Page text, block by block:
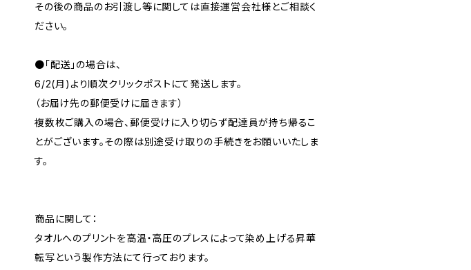
その後の商品のお引渡し等に関しては直接運営会社様とご相談く
ださい。
●「配送」の場合は、
6/2(月)より順次クリックポストにて発送します。
（お届け先の郵便受けに届きます）
複数枚ご購入の場合、郵便受けに入り切らず配達員が持ち帰るこ
とがございます。その際は別途受け取りの手続きをお願いいたしま
す。
商品に関して：
タオルへのプリントを高温・高圧のプレスによって染め上げる昇華
転写という製作方法にて行っております。